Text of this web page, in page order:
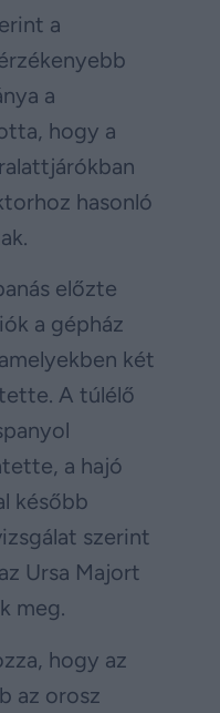
a
a
hogy a
hasonló
előzte
a gépház
két
A túlélő
a hajó
később
szerint
Ursa Majort
meg.
hogy az
az orosz